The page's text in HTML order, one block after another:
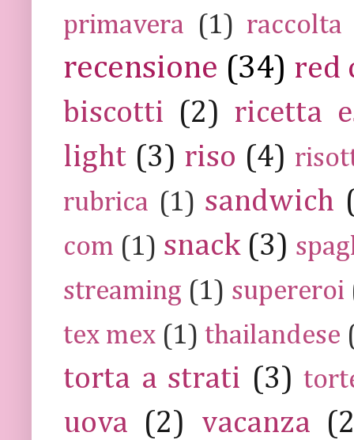
primavera (1) raccolta
recensione (34) red
biscotti (2) ricetta
light (3) riso (4)
rubrica (1) sandwich
com (1) snack (3)
streaming (1) supereroi
tex mex (1) thailandese
torta a strati (3)
uova (2) vacanza